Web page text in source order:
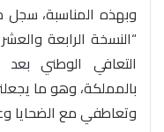
وبهذه المناسبة، سجل
“النسخة الرابعة
التعافي الوطني
بالمملكة، وهو ما
وتعاطفي مع الضحايا